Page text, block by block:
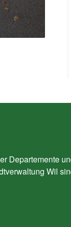
Departemente
Wil